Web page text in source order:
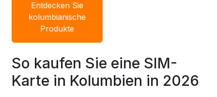
Entdecken Sie
kolumbianische
Produkte
So kaufen Sie eine SIM-
Karte in Kolumbien in 2026